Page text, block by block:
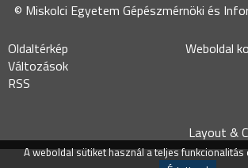
© Miskolci Egyetem Gépészmérnöki és
Oldaltérkép
Változások
RSS
Weboldal
Layout &
A weboldal sütiket használ a teljes